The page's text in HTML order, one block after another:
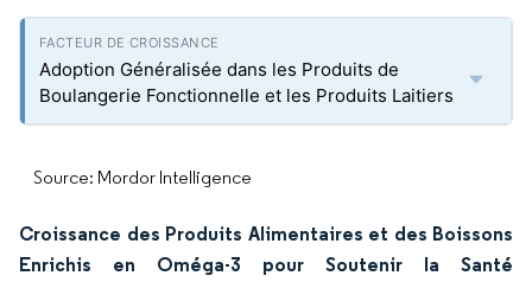
Adoption Généralisée dans les Produits de
Boulangerie Fonctionnelle et les Produits Laitiers
Source: Mordor Intelligence
Croissance des Produits Alimentaires et des Boissons
Enrichis en Oméga-3 pour Soutenir la Santé